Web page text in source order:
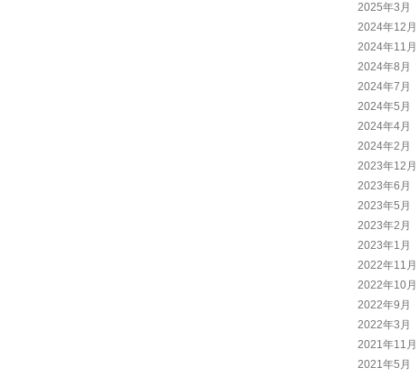
2025年3月
2024年12月
2024年11月
2024年8月
2024年7月
2024年5月
2024年4月
2024年2月
2023年12月
2023年6月
2023年5月
2023年2月
2023年1月
2022年11月
2022年10月
2022年9月
2022年3月
2021年11月
2021年5月